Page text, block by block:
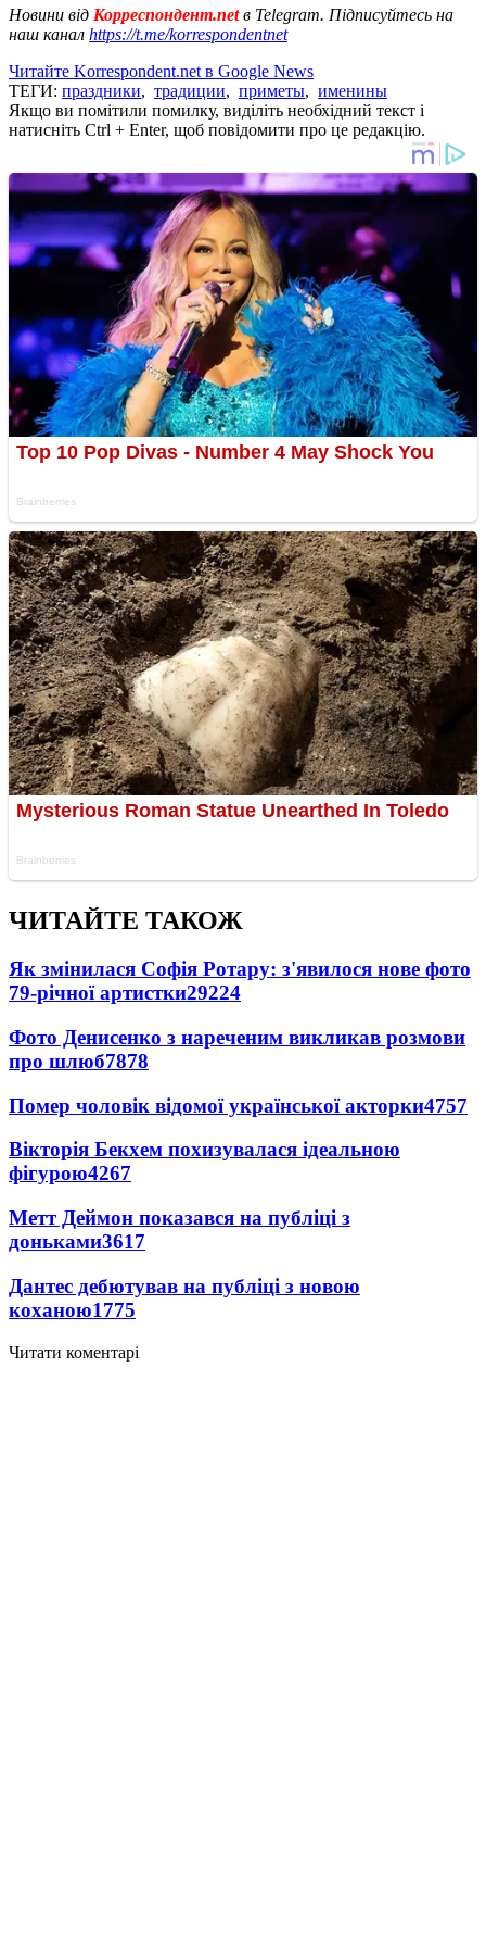
Новини від Корреспондент.netв Telegram. Підписуйтесь на
наш канал https://t.me/korrespondentnet
Читайте Korrespondent.net в Google News
ТЕГИ: праздники, традиции, приметы, именины
Якщо ви помітили помилку, виділіть необхідний текст і
натисніть Ctrl + Enter, щоб повідомити про це редакцію.
ЧИТАЙТЕ ТАКОЖ
Як змінилася Софія Ротару: з'явилося нове фото
79-річної артистки29224
Фото Денисенко з нареченим викликав розмови
про шлюб7878
Помер чоловік відомої української акторки4757
Вікторія Бекхем похизувалася ідеальною
фігурою4267
Метт Деймон показався на публіці з
доньками3617
Дантес дебютував на публіці з новою
коханою1775
Читати коментарі